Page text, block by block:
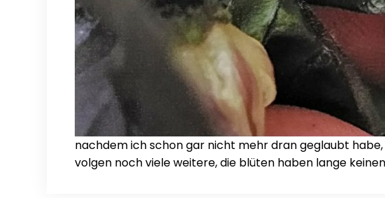
nachdem ich schon gar nicht mehr dran geglaubt
volgen noch viele weitere, die blüten haben lange